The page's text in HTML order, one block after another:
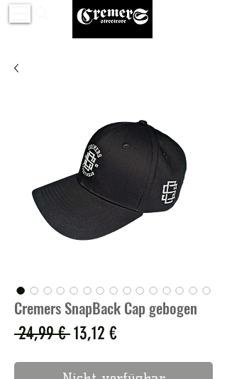
Cremers SnapBack Cap gebogen
24,99 € Standardpreis
13,12 €Sale-